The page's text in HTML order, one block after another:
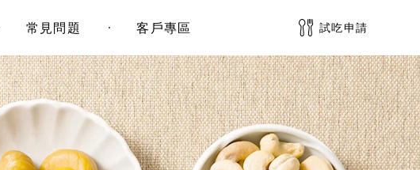
常見問題 客戶專區 試吃申請